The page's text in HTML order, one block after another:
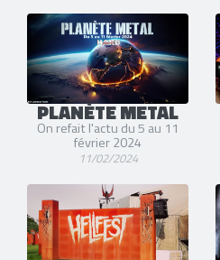
PLANÈTE METAL
On refait l'actu du 5 au 11
février 2024
11/02/2024